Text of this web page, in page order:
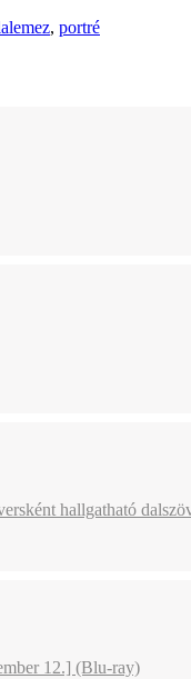
, portré
hallgatható
12.] (Blu-ray)